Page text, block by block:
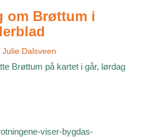
om Brøttum i
Julie Dalsveen
Brøttum på kartet i går, lørdag
viser-bygdas-